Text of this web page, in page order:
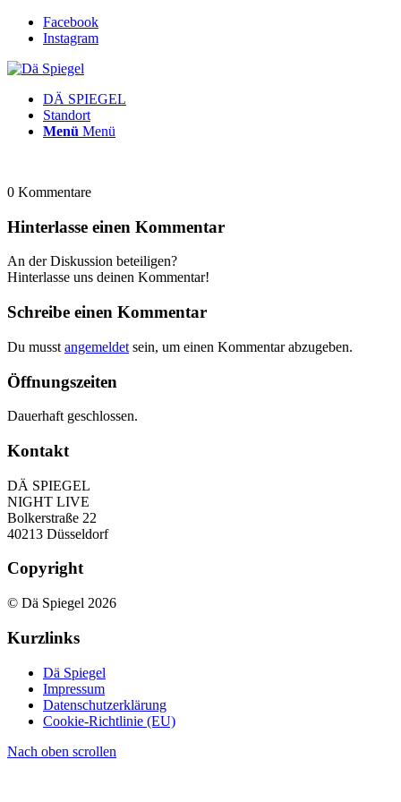
Facebook
Instagram
DÄ SPIEGEL
Standort
Menü Menü
0 Kommentare
Hinterlasse einen Kommentar
An der Diskussion beteiligen?
Hinterlasse uns deinen Kommentar!
Schreibe einen Kommentar
Du musst angemeldet sein, um einen Kommentar abzugeben.
Öffnungszeiten
Dauerhaft geschlossen.
Kontakt
DÄ SPIEGEL
NIGHT LIVE
Bolkerstraße 22
40213 Düsseldorf
Copyright
© Dä Spiegel 2026
Kurzlinks
Dä Spiegel
Impressum
Datenschutzerklärung
Cookie-Richtlinie (EU)
Nach oben scrollen